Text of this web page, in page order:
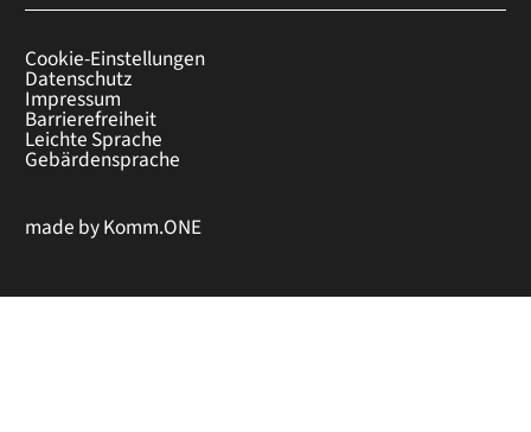
Cookie-Einstellungen
Datenschutz
Impressum
Barrierefreiheit
Leichte Sprache
Gebärdensprache
made byKomm.ONE